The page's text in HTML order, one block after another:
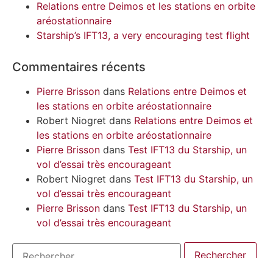
Relations entre Deimos et les stations en orbite
aréostationnaire
Starship’s IFT13, a very encouraging test flight
Commentaires récents
Pierre Brisson dans Relations entre Deimos et
les stations en orbite aréostationnaire
Robert Niogret dans Relations entre Deimos et
les stations en orbite aréostationnaire
Pierre Brisson dans Test IFT13 du Starship, un
vol d’essai très encourageant
Robert Niogret dans Test IFT13 du Starship, un
vol d’essai très encourageant
Pierre Brisson dans Test IFT13 du Starship, un
vol d’essai très encourageant